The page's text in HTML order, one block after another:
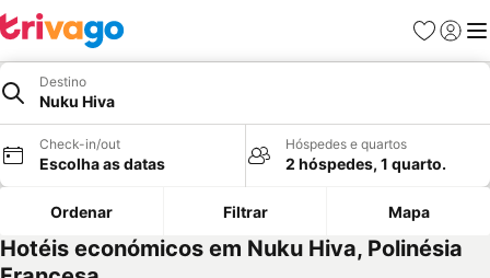
Favoritos
Iniciar
Destino
Nuku Hiva
Check-in/out
Escolha as datas
Hóspedes e quartos
2 hóspedes, 1 quarto.
Ordenar Filtrar Mapa
Hotéis económicos em Nuku Hiva, Polinésia